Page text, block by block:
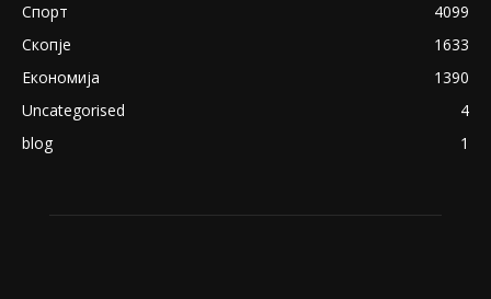
Спорт
4099
Скопје
1633
Економија
1390
Uncategorised
4
blog
1